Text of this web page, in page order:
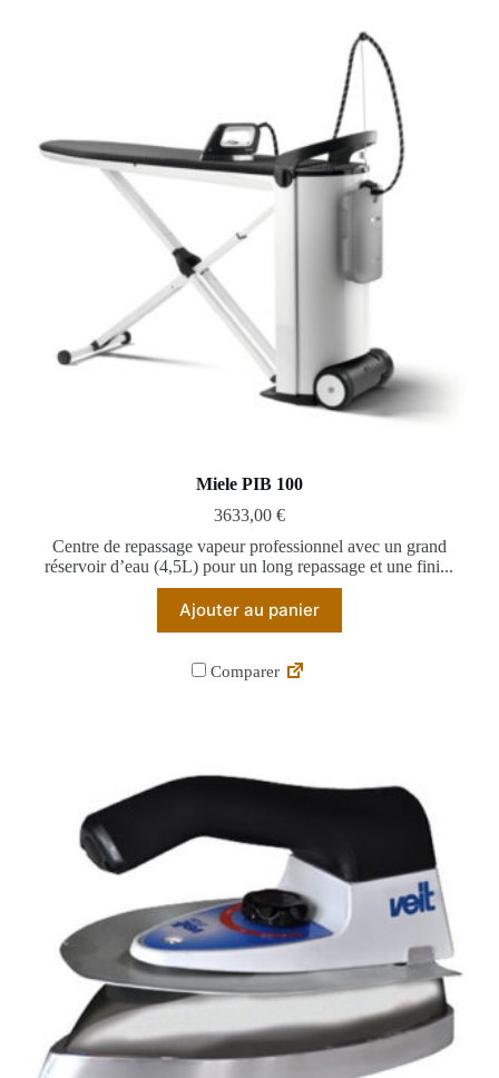
Miele PIB 100
3633,00 €
Centre de repassage vapeur professionnel avec un grand
réservoir d’eau (4,5L) pour un long repassage et une fini...
Ajouter au panier
Comparer